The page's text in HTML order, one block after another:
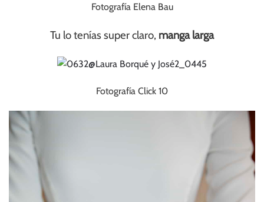
Fotografía Elena Bau
Tu lo tenías super claro, manga larga
Fotografía Click 10